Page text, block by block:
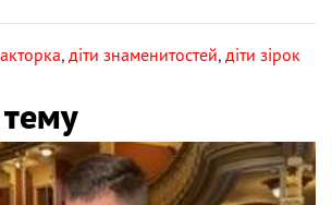
акторка, діти знаменитостей, діти зірок
тему